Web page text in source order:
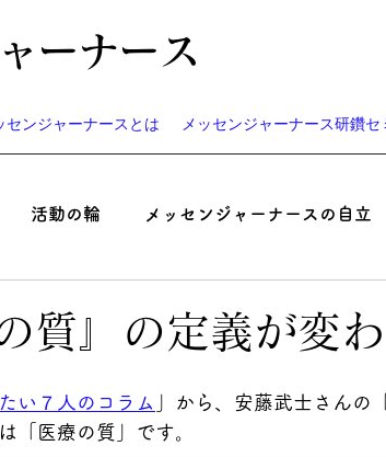
ーナース
センジャーナースとは メッセンジャーナース研鑽セ
活動の輪 メッセンジャーナースの自立
遠藤周作の「病い」と「神さま
質』の定義が変
い７人のコラム 」から、 安藤武士 さんの「
「 医療の質 」です。